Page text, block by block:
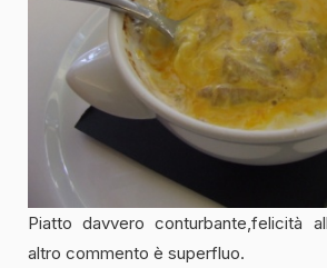
Piatto davvero conturbante,felicità
altro commento è superfluo.